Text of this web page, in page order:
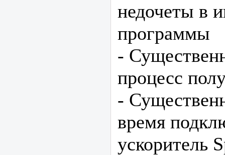
недочеты в
программы
-
процесс
-
время
ускоритель